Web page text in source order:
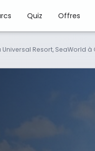
Quiz Offres
Resort, SeaWorld